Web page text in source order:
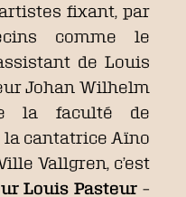
fixant, par
comme le
de Louis
Johan Wilhelm
la faculté de
la cantatrice Aïno
Vallgren, c’est
Louis Pasteur –